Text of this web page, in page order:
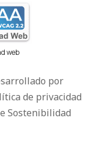
web
por
de privacidad
Sostenibilidad